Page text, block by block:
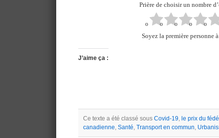
Prière de choisir un nombre
Soyez la première personne
J’aime ça :
Ce texte a été classé sous Covid-19 le prix du
canadienne Santé Transport en commun